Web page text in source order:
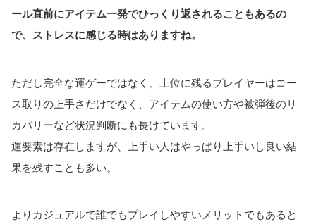
ール直前にアイテム一発でひっくり返されることもあるの
で、ストレスに感じる時はありますね。
ただし完全な運ゲーではなく、上位に残るプレイヤーはコー
ス取りの上手さだけでなく、アイテムの使い方や被弾後のリ
カバリーなど状況判断にも長けています。
運要素は存在しますが、上手い人はやっぱり上手いし良い結
果を残すことも多い。
よりカジュアルで誰でもプレイしやすいメリットでもあると